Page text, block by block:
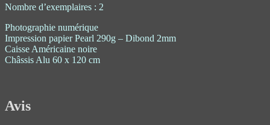
Nombre d’exemplaires : 2
Photographie numérique
Impression papier Pearl 290g – Dibond 2mm
Caisse Américaine noire
Châssis Alu 60 x 120 cm
Avis